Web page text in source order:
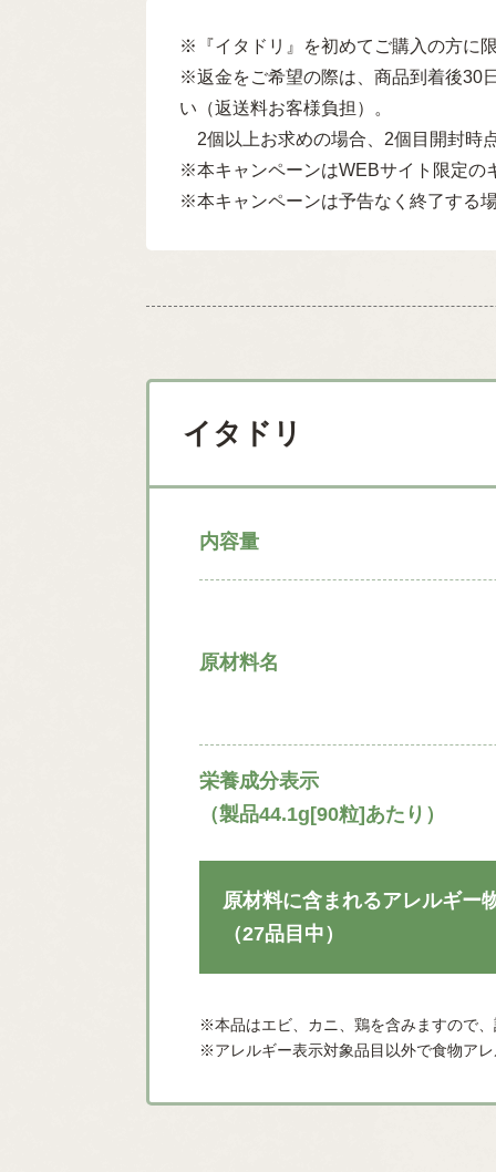
※『イタドリ』を初めてご購入の方に
※返金をご希望の際は、商品到着後30
い（返送料お客様負担）。
2個以上お求めの場合、2個目開封時
※本キャンペーンはWEBサイト限定の
※本キャンペーンは予告なく終了する
イタドリ
内容量
原材料名
栄養成分表示
（製品44.1g[90粒]あたり）
原材料に含まれるアレルギー
（27品目中）
※本品はエビ、カニ、鶏を含みますので
※アレルギー表示対象品目以外で食物ア